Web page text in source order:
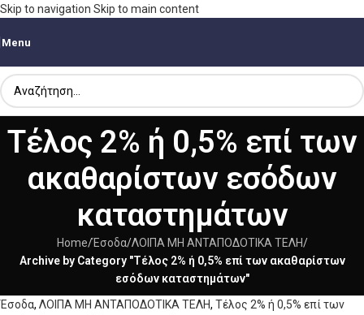
Skip to navigation Skip to main content
Menu
Τέλος 2% ή 0,5% επί των
ακαθαρίστων εσόδων
καταστημάτων
Home/Έσοδα/ΛΟΙΠΑ ΜΗ ΑΝΤΑΠΟΔΟΤΙΚΑ ΤΕΛΗ/
Archive by Category "Τέλος 2% ή 0,5% επί των ακαθαρίστων
εσόδων καταστημάτων"
Έσοδα, ΛΟΙΠΑ ΜΗ ΑΝΤΑΠΟΔΟΤΙΚΑ ΤΕΛΗ, Τέλος 2% ή 0,5% επί των